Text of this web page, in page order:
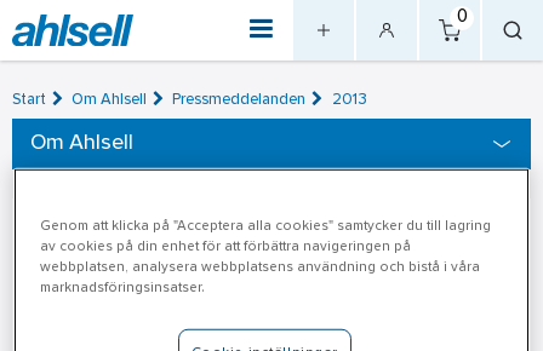
0
Start Om Ahlsell Pressmeddelanden 2013
Om Ahlsell
2013-10-30
Kennet Göransson – ny
CFO för Ahlsell
Kennet Göransson tillträder som ny CFO för Ahlsell-koncernen
Genom att klicka på "Acceptera alla cookies" samtycker du till lagring
av cookies på din enhet för att förbättra navigeringen på
webbplatsen, analysera webbplatsens användning och bistå i våra
marknadsföringsinsatser.